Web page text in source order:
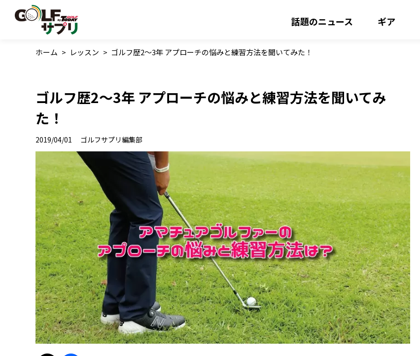
話題のニュース ギア
ホーム > レッスン > ゴルフ歴2〜3年 アプローチの悩みと練習方法を聞いてみた！
ゴルフ歴2〜3年 アプローチの悩みと練習方法を聞いてみ
た！
2019/04/01 ゴルフサプリ編集部